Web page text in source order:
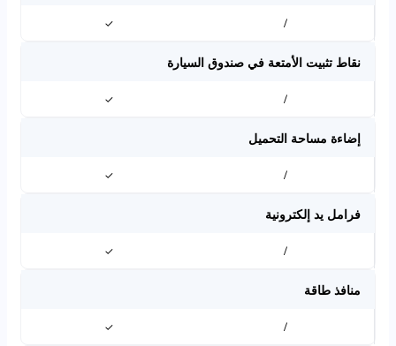
/
✓
نقاط تثبيت الأمتعة في صندوق السيارة
/
✓
إضاءة مساحة التحميل
/
✓
فرامل يد إلكترونية
/
✓
منافذ طاقة
/
✓